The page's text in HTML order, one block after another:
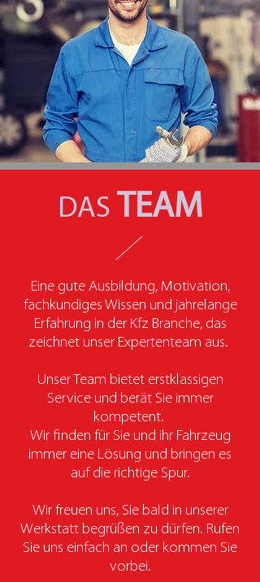
DAS TEAM
Eine gute Ausbildung, Motivation,
fachkundiges Wissen und jahrelange
Erfahrung in der Kfz Branche, das
zeichnet unser Expertenteam aus.
Unser Team bietet erstklassigen
Service und berät Sie immer
kompetent.
Wir finden für Sie und ihr Fahrzeug
immer eine Lösung und bringen es
auf die richtige Spur.
Wir freuen uns, Sie bald in unserer
Werkstatt begrüßen zu dürfen. Rufen
Sie uns einfach an oder kommen Sie
vorbei.